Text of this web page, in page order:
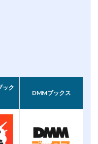
ック
DMMブックス